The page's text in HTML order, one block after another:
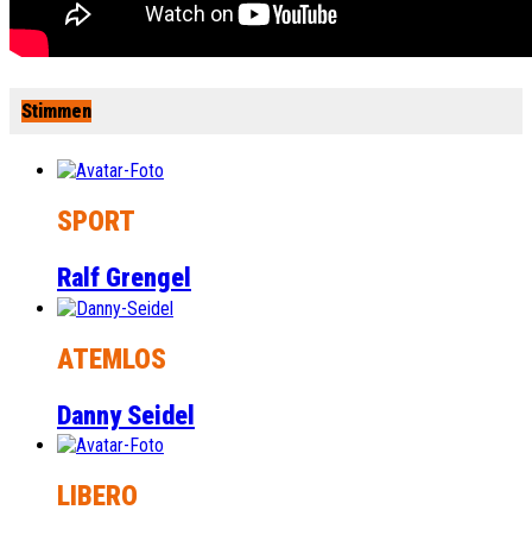
Stimmen
SPORT
Ralf Grengel
ATEMLOS
Danny Seidel
LIBERO